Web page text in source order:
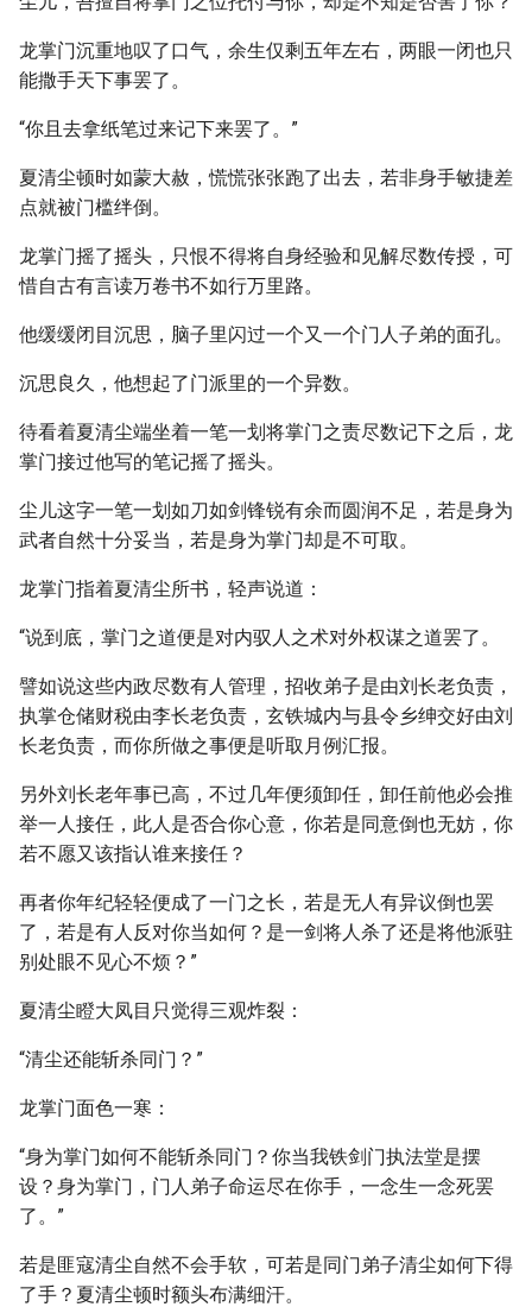
龙掌门沉重地叹了口气，余生仅剩五年左右，两眼一闭也只
能撒手天下事罢了。
“你且去拿纸笔过来记下来罢了。”
夏清尘顿时如蒙大赦，慌慌张张跑了出去，若非身手敏捷差
点就被门槛绊倒。
龙掌门摇了摇头，只恨不得将自身经验和见解尽数传授，可
惜自古有言读万卷书不如行万里路。
他缓缓闭目沉思，脑子里闪过一个又一个门人子弟的面孔。
沉思良久，他想起了门派里的一个异数。
待看着夏清尘端坐着一笔一划将掌门之责尽数记下之后，龙
掌门接过他写的笔记摇了摇头。
尘儿这字一笔一划如刀如剑锋锐有余而圆润不足，若是身为
武者自然十分妥当，若是身为掌门却是不可取。
龙掌门指着夏清尘所书，轻声说道：
“说到底，掌门之道便是对内驭人之术对外权谋之道罢了。
譬如说这些内政尽数有人管理，招收弟子是由刘长老负责，
执掌仓储财税由李长老负责，玄铁城内与县令乡绅交好由刘
长老负责，而你所做之事便是听取月例汇报。
另外刘长老年事已高，不过几年便须卸任，卸任前他必会推
举一人接任，此人是否合你心意，你若是同意倒也无妨，你
若不愿又该指认谁来接任？
再者你年纪轻轻便成了一门之长，若是无人有异议倒也罢
了，若是有人反对你当如何？是一剑将人杀了还是将他派驻
别处眼不见心不烦？”
夏清尘瞪大凤目只觉得三观炸裂：
“清尘还能斩杀同门？”
龙掌门面色一寒：
“身为掌门如何不能斩杀同门？你当我铁剑门执法堂是摆
设？身为掌门，门人弟子命运尽在你手，一念生一念死罢
了。”
若是匪寇清尘自然不会手软，可若是同门弟子清尘如何下得
了手？夏清尘顿时额头布满细汗。